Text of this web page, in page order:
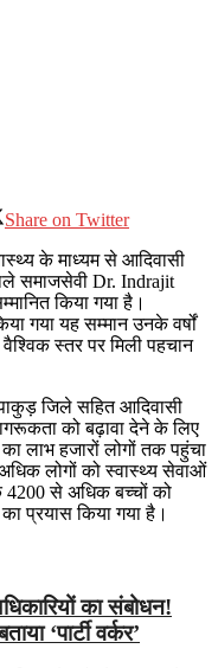
Share on Twitter
के माध्यम से आदिवासी
समाजसेवी Dr. Indrajit
किया गया है।
गया यह सम्मान उनके वर्षों
स्तर पर मिली पहचान
जिले सहित आदिवासी
को बढ़ावा देने के लिए
लाभ हजारों लोगों तक पहुंचा
लोगों को स्वास्थ्य सेवाओं
से अधिक बच्चों को
प्रयास किया गया है।
का संबोधन!
‘पार्टी वर्कर’